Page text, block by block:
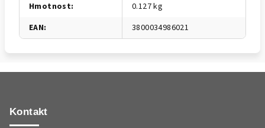
Hmotnost:
0.127 kg
EAN: 3800034986021
Kontakt